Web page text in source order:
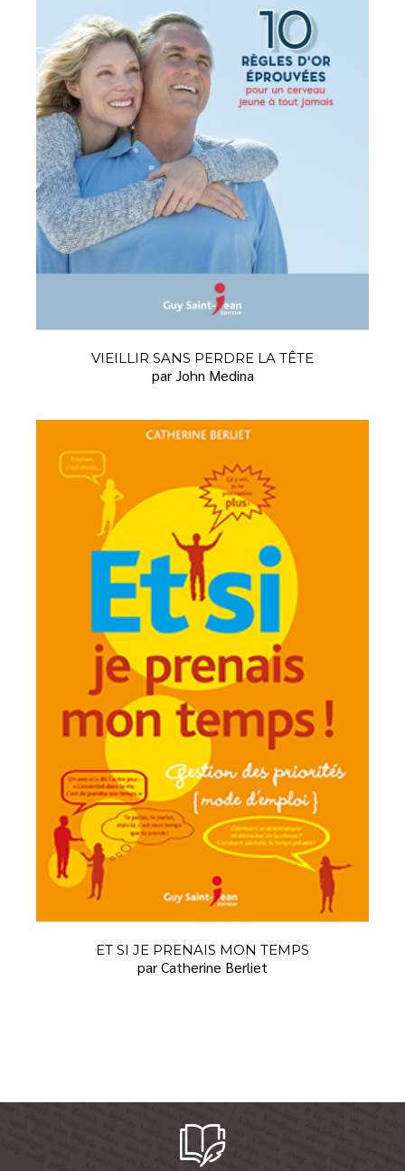
VIEILLIR SANS PERDRE LA TÊTE
par John Medina
ET SI JE PRENAIS MON TEMPS
par Catherine Berliet